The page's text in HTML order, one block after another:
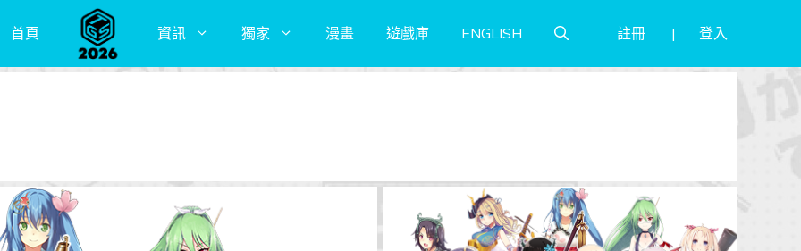
首頁 資訊 獨家 漫畫 遊戲庫 ENGLISH 註冊 登入